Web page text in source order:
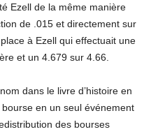
Ezell de la même manière
de .015 et directement sur
à Ezell qui effectuait une
et un 4.679 sur 4.66.
dans le livre d’histoire en
en un seul événement
des bourses